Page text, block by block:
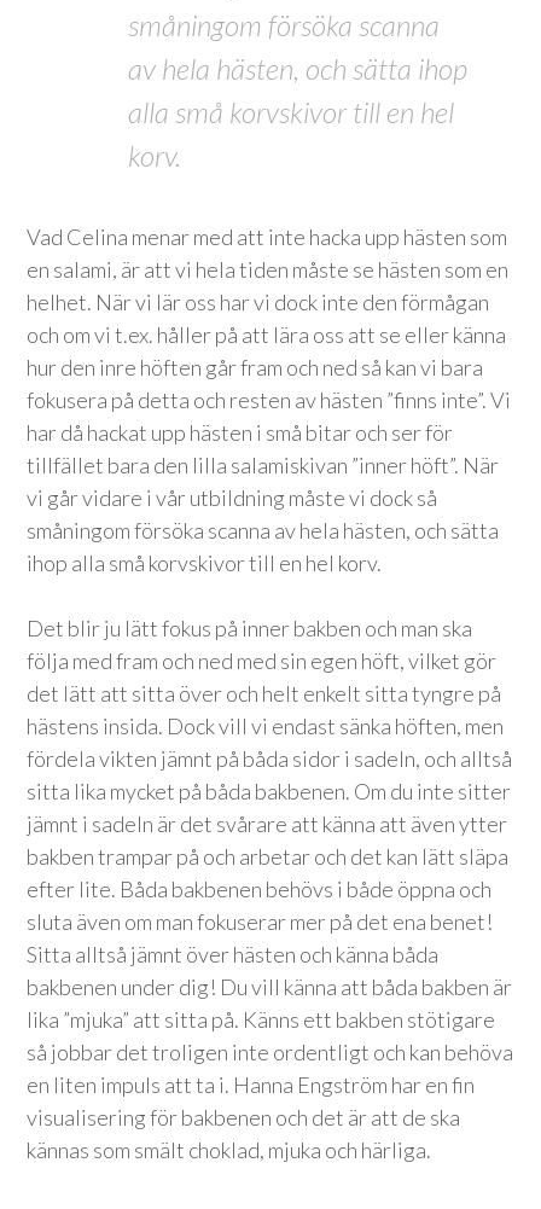
småningom försöka scanna
av hela hästen, och sätta ihop
alla små korvskivor till en hel
korv.
Vad Celina menar med att inte hacka upp hästen som
en salami, är att vi hela tiden måste se hästen som en
helhet. När vi lär oss har vi dock inte den förmågan
och om vi t.ex. håller på att lära oss att se eller känna
hur den inre höften går fram och ned så kan vi bara
fokusera på detta och resten av hästen ”finns inte”. Vi
har då hackat upp hästen i små bitar och ser för
tillfället bara den lilla salamiskivan ”inner höft”. När
vi går vidare i vår utbildning måste vi dock så
småningom försöka scanna av hela hästen, och sätta
ihop alla små korvskivor till en hel korv.
Det blir ju lätt fokus på inner bakben och man ska
följa med fram och ned med sin egen höft, vilket gör
det lätt att sitta över och helt enkelt sitta tyngre på
hästens insida. Dock vill vi endast sänka höften, men
fördela vikten jämnt på båda sidor i sadeln, och alltså
sitta lika mycket på båda bakbenen. Om du inte sitter
jämnt i sadeln är det svårare att känna att även ytter
bakben trampar på och arbetar och det kan lätt släpa
efter lite. Båda bakbenen behövs i både öppna och
sluta även om man fokuserar mer på det ena benet!
Sitta alltså jämnt över hästen och känna båda
bakbenen under dig! Du vill känna att båda bakben är
lika ”mjuka” att sitta på. Känns ett bakben stötigare
så jobbar det troligen inte ordentligt och kan behöva
en liten impuls att ta i. Hanna Engström har en fin
visualisering för bakbenen och det är att de ska
kännas som smält choklad, mjuka och härliga.